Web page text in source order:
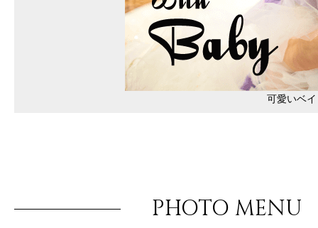
可愛いベ
PHOTO MENU